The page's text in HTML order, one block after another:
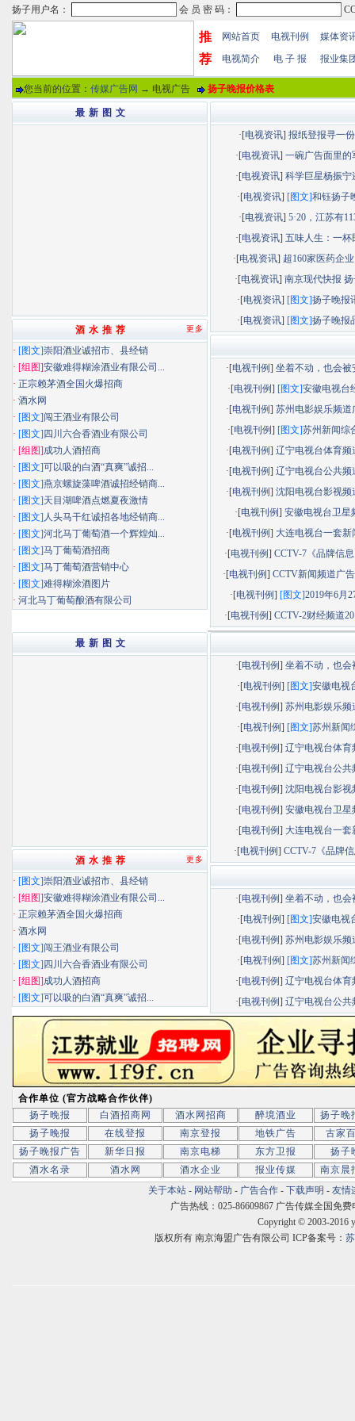
推
荐
网站首页 电视刊例
媒体资
电视简介
电 子 报 报业集
您当前的位置： 传媒广告网 → 电视广告 扬子晚报价格表
·[电视资讯] 报纸登报寻一份
·[电视资讯]一碗广告面里的
·[电视资讯]科学巨星杨振宁
·[电视资讯] [图文]和钰扬子
·[电视资讯]5·20，江苏有
·[电视资讯]五味人生：一杯
·[电视资讯] 超160家医药企
·[电视资讯] 南京现代快报 扬
·[电视资讯] [图文]扬子晚报
·[电视资讯] [图文]扬子晚报
·[电视刊例]坐着不动，也会被
·[电视刊例] [图文]安徽电视台
·[电视刊例]苏州电影娱乐频道
·[电视刊例] [图文]苏州新闻综
·[电视刊例]辽宁电视台体育频
·[电视刊例]辽宁电视台公共频
·[电视刊例]沈阳电视台影视频
·[电视刊例] 安徽电视台卫星
·[电视刊例] 大连电视台一套新
·[电视刊例] CCTV-7《品牌信
·[电视刊例]CCTV新闻频道广
·[电视刊例] [图文]2019年6月
·[电视刊例] CCTV-2财经频道
最 新 图 文
更多
酒 水 推 荐
· [图文]崇阳酒业诚招市、县经销
· [组图]安徽难得糊涂酒业有限公司...
· 正宗赖茅酒全国火爆招商
· 酒水网
· [图文]闯王酒业有限公司
· [图文] 四川六合香酒业有限公司
· [组图]成功人酒招商
· [图文]可以吸的白酒“真爽”诚招...
· [图文]燕京螺旋藻啤酒诚招经销商...
· [图文]天目湖啤酒点燃夏夜激情
· [图文] 人头马干红诚招各地经销商...
· [图文]河北马丁葡萄酒一个辉煌灿...
· [图文]马丁葡萄酒招商
· [图文]马丁葡萄酒营销中心
· [图文]难得糊涂酒图片
· 河北马丁葡萄酿酒有限公司
·[电视刊例]坐着不动，也会
·[电视刊例] [图文]安徽电视
·[电视刊例]苏州电影娱乐频
·[电视刊例] [图文]苏州新闻
·[电视刊例]辽宁电视台体育
·[电视刊例]辽宁电视台公共
·[电视刊例]沈阳电视台影视
·[电视刊例]安徽电视台卫星
·[电视刊例] 大连电视台一套
·[电视刊例] CCTV-7《品牌
·[电视刊例]坐着不动，也会
·[电视刊例] [图文]安徽电视
·[电视刊例]苏州电影娱乐频
·[电视刊例] [图文]苏州新闻
·[电视刊例]辽宁电视台体育
·[电视刊例]辽宁电视台公共
最 新 图 文
更多
酒 水 推 荐
· [图文]崇阳酒业诚招市、县经销
· [组图]安徽难得糊涂酒业有限公司...
· 正宗赖茅酒全国火爆招商
· 酒水网
· [图文]闯王酒业有限公司
· [图文] 四川六合香酒业有限公司
· [组图]成功人酒招商
· [图文]可以吸的白酒“真爽”诚招...
合作单位 (官方战略合作伙伴)
扬子晚报
白酒招商网 酒水网招商 醉境酒业
扬子晚
扬子晚报
在线登报 南京登报 地铁广告
古家
扬子晚报广告
新华日报 南京电梯 东方卫报
扬子
酒水名录
酒水网 酒水企业 报业传媒
南京晨
关于本站 - 网站帮助 - 广告合作 - 下载声明 - 友情
广告热线：025-86609867 广告传媒全国免费
Copyright © 2003-2016
版权所有 南京海盟广告有限公司 ICP备案号：